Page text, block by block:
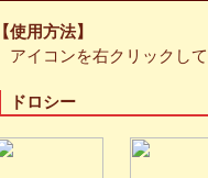
【使用方法】
アイコンを右クリックし
ドロシー